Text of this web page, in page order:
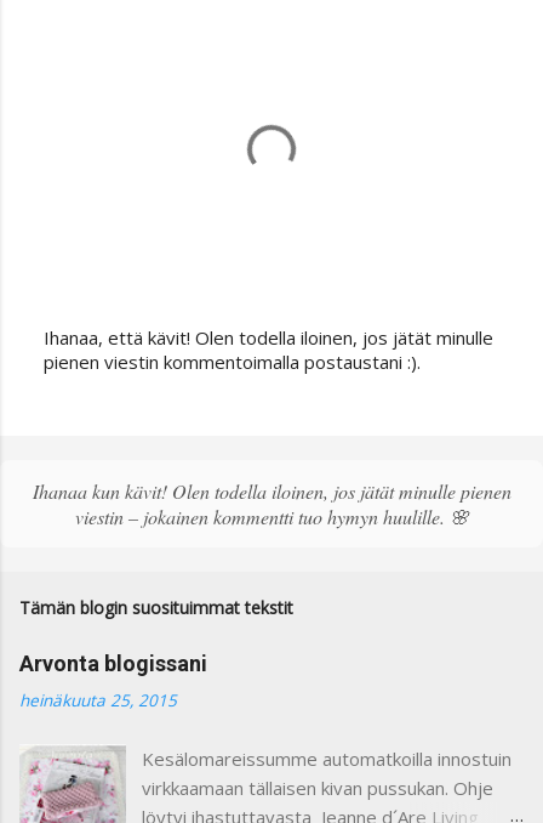
L
ä
k
e
t
i
Ihanaa, että kävit! Olen todella iloinen, jos jätät minulle
pienen viestin kommentoimalla postaustani :).
Ihanaa kun kävit! Olen todella iloinen, jos jätät minulle pienen
viestin – jokainen kommentti tuo hymyn huulille. 🌸
Tämän blogin suosituimmat tekstit
Arvonta blogissani
heinäkuuta 25, 2015
Kesälomareissumme automatkoilla innostuin
virkkaamaan tällaisen kivan pussukan. Ohje
löytyi ihastuttavasta Jeanne d´Are Living